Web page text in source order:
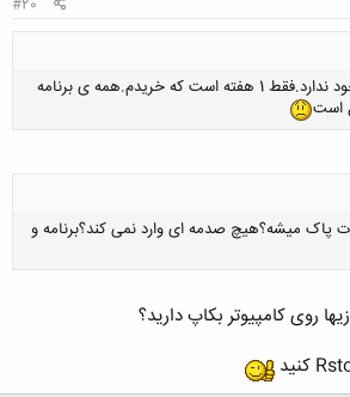
سلام.خیر.ایکن Cydia وجود ندارد.فقط 1 هفته است که خریدم.همه ی برنامه
است
پاک میشه؟هیچ صدمه ای وارد نمی کند؟برنامه و
کلیک کنید تا باز شود...
روی کامپیوتر بکاپ دارید؟